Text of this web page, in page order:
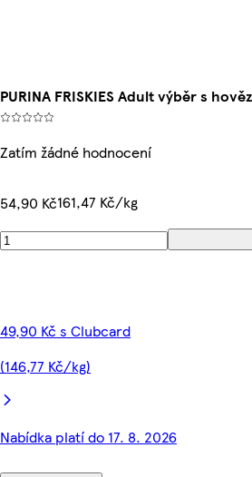
PURINA FRISKIES Adult výběr s
Zatím žádné hodnocení
54,90 Kč161,47 Kč/kg
49,90 Kč s Clubcard
(146,77 Kč/kg)
Nabídka platí do 17. 8. 2026